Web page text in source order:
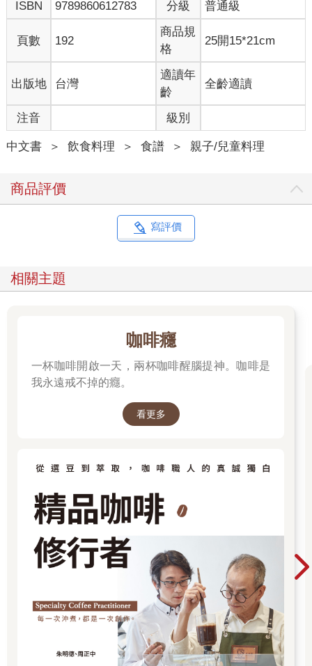
ISBN
9789860612783 分級 普通級
頁數 192
商品規
格
25開15*21cm
出版地 台灣
適讀年
齡
全齡適讀
注音 級別
中文書 ＞ 飲食料理 ＞ 食譜 ＞ 親子/兒童料理
商品評價
寫評價
相關主題
咖啡癮
一杯咖啡開啟一天，兩杯咖啡醒腦提神。咖啡是
我永遠戒不掉的癮。
看更多